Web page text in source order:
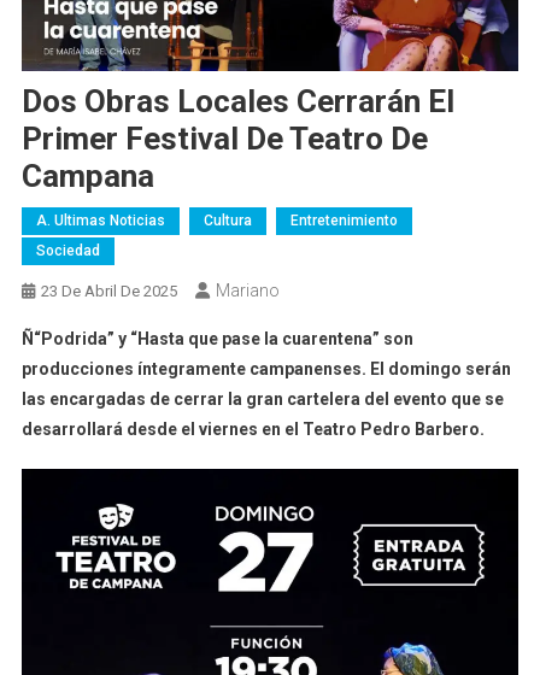
Dos Obras Locales Cerrarán El
Primer Festival De Teatro De
Campana
A. Ultimas Noticias Cultura
Entretenimiento
Sociedad
23 De Abril De 2025 Mariano
Ñ“Podrida” y “Hasta que pase la cuarentena” son
producciones íntegramente campanenses. El domingo serán
las encargadas de cerrar la gran cartelera del evento que se
desarrollará desde el viernes en el Teatro Pedro Barbero.